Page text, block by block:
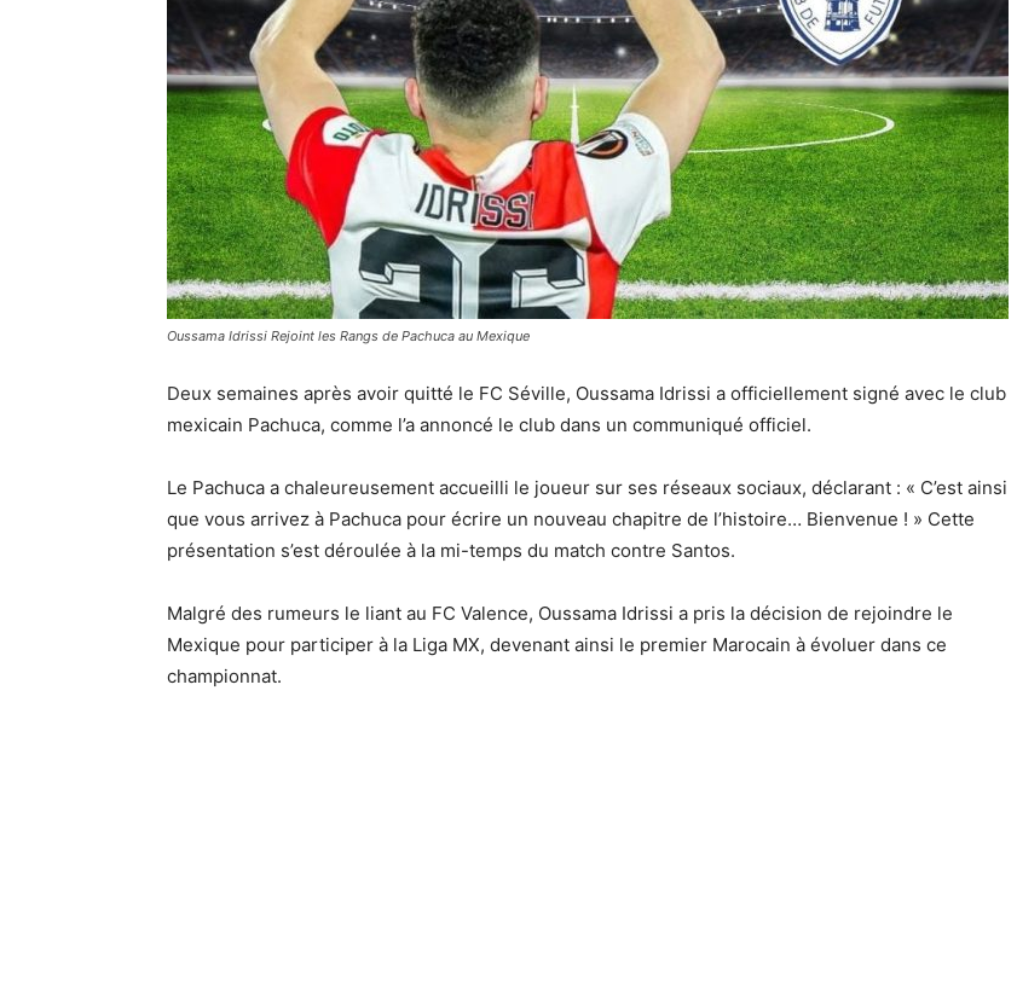
Oussama Idrissi Rejoint les Rangs de Pachuca au Mexique
Deux semaines après avoir quitté le FC Séville, Oussama Idrissi a officiellement signé avec le club
mexicain Pachuca, comme l’a annoncé le club dans un communiqué officiel.
Le Pachuca a chaleureusement accueilli le joueur sur ses réseaux sociaux, déclarant : « C’est ainsi
que vous arrivez à Pachuca pour écrire un nouveau chapitre de l’histoire… Bienvenue ! » Cette
présentation s’est déroulée à la mi-temps du match contre Santos.
Malgré des rumeurs le liant au FC Valence, Oussama Idrissi a pris la décision de rejoindre le
Mexique pour participer à la Liga MX, devenant ainsi le premier Marocain à évoluer dans ce
championnat.